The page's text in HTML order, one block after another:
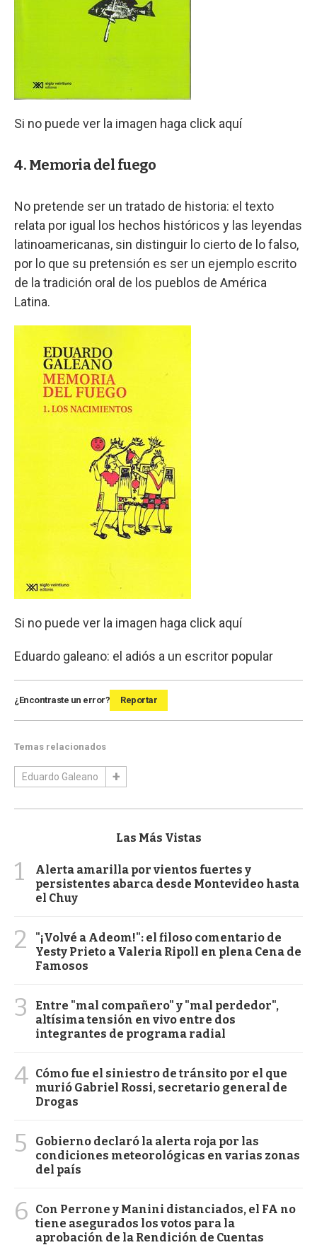
Si no puede ver la imagen haga click aquí
4. Memoria del fuego
No pretende ser un tratado de historia: el texto
relata por igual los hechos históricos y las leyendas
latinoamericanas, sin distinguir lo cierto de lo falso,
por lo que su pretensión es ser un ejemplo escrito
de la tradición oral de los pueblos de América
Latina.
Si no puede ver la imagen haga click aquí
Eduardo galeano: el adiós a un escritor popular
¿Encontraste un error? Reportar
Temas relacionados
Eduardo Galeano
Las Más Vistas
1
Alerta amarilla por vientos fuertes y
persistentes abarca desde Montevideo hasta
el Chuy
2
"¡Volvé a Adeom!": el filoso comentario de
Yesty Prieto a Valeria Ripoll en plena Cena de
Famosos
3
Entre "mal compañero" y "mal perdedor",
altísima tensión en vivo entre dos
integrantes de programa radial
4 Cómo fue el siniestro de tránsito por el que
murió Gabriel Rossi, secretario general de
Drogas
5
Gobierno declaró la alerta roja por las
condiciones meteorológicas en varias zonas
del país
6
Con Perrone y Manini distanciados, el FA no
tiene asegurados los votos para la
aprobación de la Rendición de Cuentas